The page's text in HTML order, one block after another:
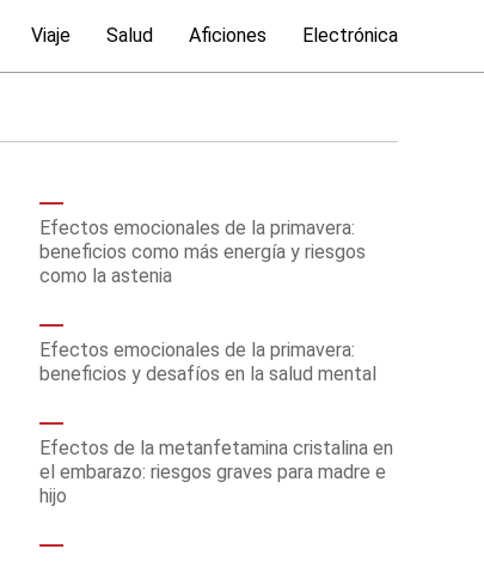
Viaje Salud Aficiones Electrónica
Efectos emocionales de la primavera:
beneficios como más energía y riesgos
como la astenia
Efectos emocionales de la primavera:
beneficios y desafíos en la salud mental
Efectos de la metanfetamina cristalina en
el embarazo: riesgos graves para madre e
hijo